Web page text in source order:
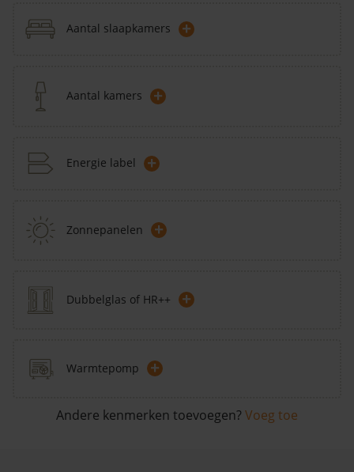
Aantal slaapkamers +
Aantal kamers +
Energie label +
Zonnepanelen +
Dubbelglas of HR++ +
Warmtepomp +
Andere kenmerken toevoegen? Voeg toe